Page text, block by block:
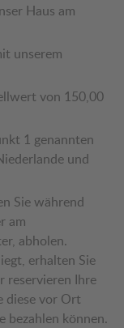
Haus am
unserem
von 150,00
1 genannten
und
Sie während
am
abholen.
erhalten Sie
reservieren Ihre
diese vor Ort
bezahlen können.